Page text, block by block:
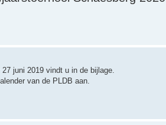
juni 2019 vindt u in de bijlage.
van de PLDB aan.